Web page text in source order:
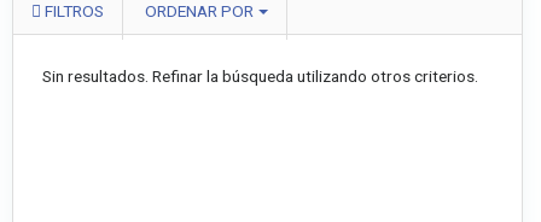
FILTROS ORDENAR POR
Sin resultados. Refinar la búsqueda utilizando otros criterios.